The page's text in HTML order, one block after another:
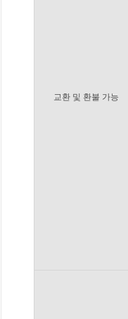
교환 및 환불 가능